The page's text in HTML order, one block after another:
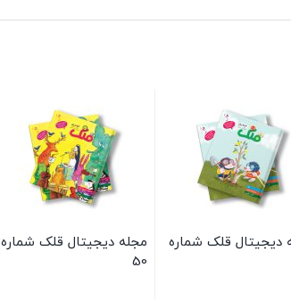
دیجیتال قلک شماره
مجله دیجیتال قلک شماره
50